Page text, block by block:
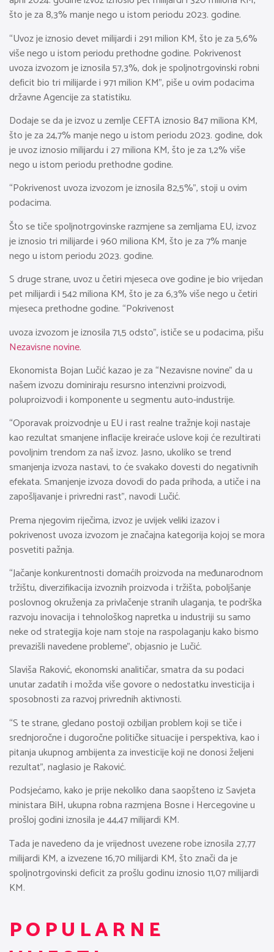
što je za 8,3% manje nego u istom periodu 2023. godine.
“Uvoz je iznosio devet milijardi i 291 milion KM, što je za 5,6%
više nego u istom periodu prethodne godine. Pokrivenost
uvoza izvozom je iznosila 57,3%, dok je spoljnotrgovinski robni
deficit bio tri milijarde i 971 milion KM”, piše u ovim podacima
državne Agencije za statistiku.
Dodaje se da je izvoz u zemlje CEFTA iznosio 847 miliona KM,
što je za 24,7% manje nego u istom periodu 2023. godine, dok
je uvoz iznosio milijardu i 27 miliona KM, što je za 1,2% više
nego u istom periodu prethodne godine.
“Pokrivenost uvoza izvozom je iznosila 82,5%”, stoji u ovim
podacima.
Što se tiče spoljnotrgovinske razmjene sa zemljama EU, izvoz
je iznosio tri milijarde i 960 miliona KM, što je za 7% manje
nego u istom periodu 2023. godine.
S druge strane, uvoz u četiri mjeseca ove godine je bio vrijedan
pet milijardi i 542 miliona KM, što je za 6,3% više nego u četiri
mjeseca prethodne godine. “Pokrivenost
uvoza izvozom je iznosila 71,5 odsto”, ističe se u podacima, pišu
Nezavisne novine.
Ekonomista Bojan Lučić kazao je za “Nezavisne novine” da u
našem izvozu dominiraju resursno intenzivni proizvodi,
poluproizvodi i komponente u segmentu auto-industrije.
“Oporavak proizvodnje u EU i rast realne tražnje koji nastaje
kao rezultat smanjene inflacije kreiraće uslove koji će rezultirati
povoljnim trendom za naš izvoz. Jasno, ukoliko se trend
smanjenja izvoza nastavi, to će svakako dovesti do negativnih
efekata. Smanjenje izvoza dovodi do pada prihoda, a utiče i na
zapošljavanje i privredni rast”, navodi Lučić.
Prema njegovim riječima, izvoz je uvijek veliki izazov i
pokrivenost uvoza izvozom je značajna kategorija kojoj se mora
posvetiti pažnja.
“Jačanje konkurentnosti domaćih proizvoda na međunarodnom
tržištu, diverzifikacija izvoznih proizvoda i tržišta, poboljšanje
poslovnog okruženja za privlačenje stranih ulaganja, te podrška
razvoju inovacija i tehnološkog napretka u industriji su samo
neke od strategija koje nam stoje na raspolaganju kako bismo
prevazišli navedene probleme”, objasnio je Lučić.
Slaviša Raković, ekonomski analitičar, smatra da su podaci
unutar zadatih i možda više govore o nedostatku investicija i
sposobnosti za razvoj privrednih aktivnosti.
“S te strane, gledano postoji ozbiljan problem koji se tiče i
srednjoročne i dugoročne političke situacije i perspektiva, kao i
pitanja ukupnog ambijenta za investicije koji ne donosi željeni
rezultat”, naglasio je Raković.
Podsjećamo, kako je prije nekoliko dana saopšteno iz Savjeta
ministara BiH, ukupna robna razmjena Bosne i Hercegovine u
prošloj godini iznosila je 44,47 milijardi KM.
Tada je navedeno da je vrijednost uvezene robe iznosila 27,77
milijardi KM, a izvezene 16,70 milijardi KM, što znači da je
spoljnotrgovinski deficit za prošlu godinu iznosio 11,07 milijardi
KM.
POPULARNE